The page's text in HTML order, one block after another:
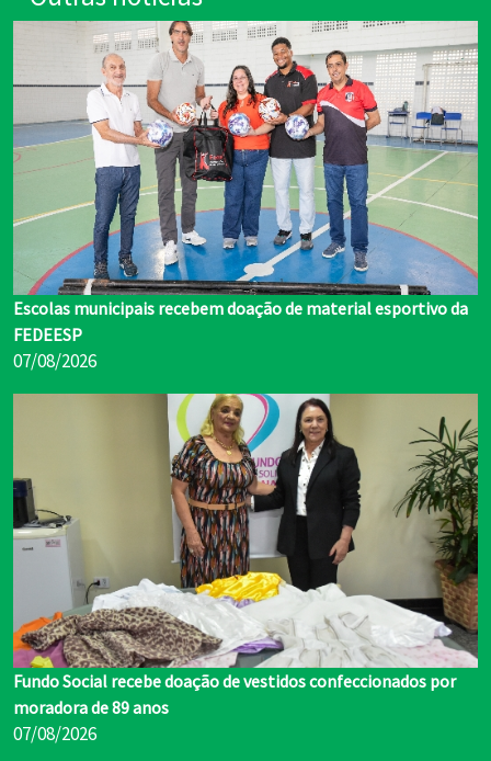
Escolas municipais recebem doação de material esportivo da
FEDEESP
07/08/2026
Fundo Social recebe doação de vestidos confeccionados por
moradora de 89 anos
07/08/2026